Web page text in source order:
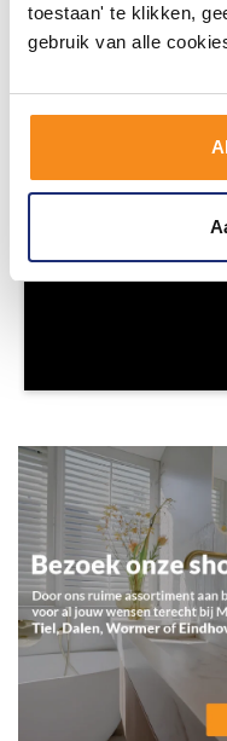
toestaan' te klikken,
gebruik van alle
Wij geloven in de
badkamer op
en tag